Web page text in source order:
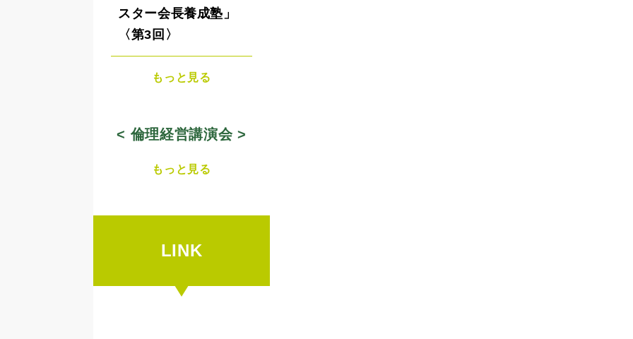
スター会長養成塾」
〈第3回〉
もっと見る
< 倫理経営講演会 >
もっと見る
LINK